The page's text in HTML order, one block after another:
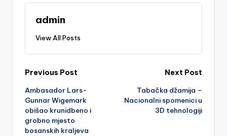
admin
View All Posts
Post
navigation
Previous Post
Ambasador Lars-
Gunnar Wigemark
obišao krunidbeno i
grobno mjesto
bosanskih kraljeva
Next Post
Tabačka džamija –
Nacionalni spomenici u
3D tehnologiji